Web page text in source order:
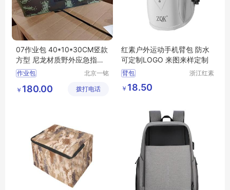
07作业包 40*10*30CM竖款
方型 尼龙材质野外应急指挥
标图工具包
作业包
北京一铭
有限公司
￥ 180.00 拨打电话
红素户外运动手机臂包 防水
可定制LOGO 来图来样定制
臂包
浙江红素
￥ 18.50